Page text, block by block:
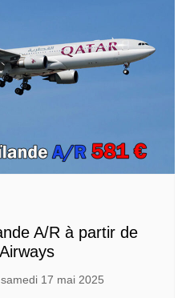
A/R à partir de
samedi 17 mai 2025